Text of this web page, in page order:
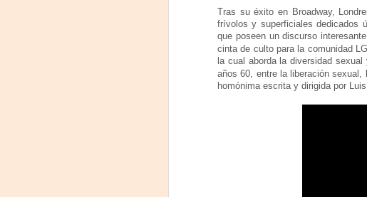
Tras su éxito en Broadway,
frívolos y superficiales dedicados
que poseen un discurso
cinta de culto para la comunidad
la cual aborda la diversidad
años 60, entre la liberación sexual,
homónima escrita y dirigida por
JUL
21
La Jornada